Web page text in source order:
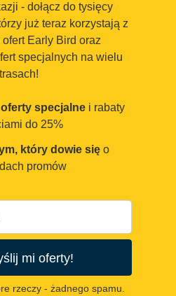
- dołącz do tysięcy
już teraz korzystają z
Early Bird oraz
specjalnych na wielu
trasach!
specjalne i rabaty
do 25%
który dowie się o
promów
mi oferty!
rzeczy - żadnego spamu.